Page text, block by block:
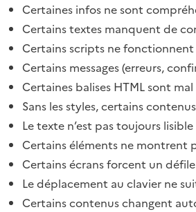
Certaines infos ne sont
Certains textes manquent de
Certains scripts ne fonctionnent
Certains messages (erreurs,
Certaines balises HTML sont
Sans les styles, certains
Le texte n’est pas toujours
Certains éléments ne montrent
Certains écrans forcent un
Le déplacement au clavier ne
Certains contenus changent